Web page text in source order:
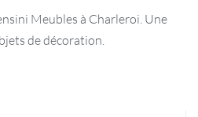
Meubles à Charleroi. Une
de décoration.